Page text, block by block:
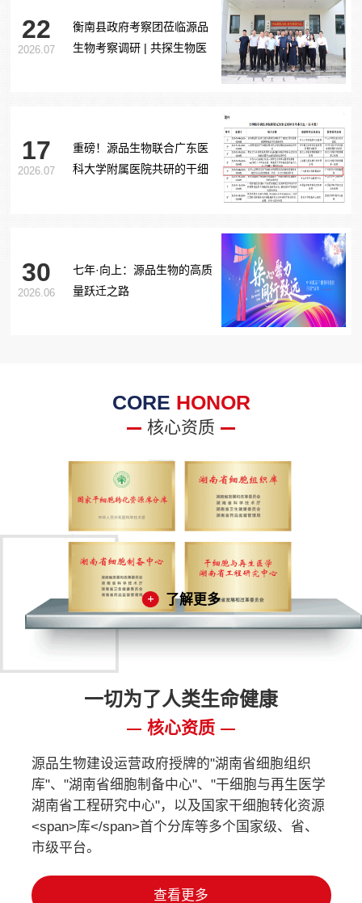
22
2026.07
衡南县政府考察团莅临源品
生物考察调研 | 共探生物医
17
2026.07
重磅！源品生物联合广东医
科大学附属医院共研的干细
30
2026.06
七年·向上：源品生物的高质
量跃迁之路
CORE HONOR
核心资质
了解更多
一切为了人类生命健康
核心资质
源品生物建设运营政府授牌的"湖南省细胞组织
库"、"湖南省细胞制备中心"、"干细胞与再生医学
湖南省工程研究中心"，以及国家干细胞转化资源
<span>库</span>首个分库等多个国家级、省、
市级平台。
查看更多